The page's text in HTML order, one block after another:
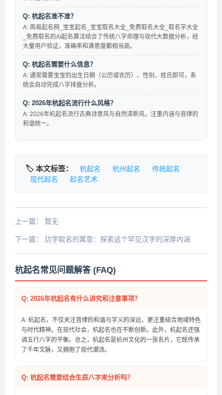
Q: 杭起名准不准？
A: 周易起名网_宝宝起名_宝宝取名大全_免费取名大全_取名字大全
_免费取名的AI起名算法结合了传统八字命理与现代大数据分析，经
大量用户验证，准确率和满意度都相当高。
Q: 杭起名需要什么信息？
A: 通常需要宝宝的出生日期（公历或农历）、性别、姓氏即可，系
统会自动完成八字排盘分析。
Q: 2026年杭起名流行什么风格？
A: 2026年杭起名流行古典诗意风与自然清新风，注重内涵与音律的
和谐统一。
🏷️ 本文标签： 杭起名 杭州起名
传统起名
现代起名
起名艺术
上一篇： 暂无
下一篇： 玏字取名的寓意：探索这个罕见汉字的深厚内涵
杭起名常见问题解答 (FAQ)
Q: 2026年杭起名有什么讲究和注意事项？
A: 杭起名，不仅关注音律的和谐与字义的深远，更注重结合地域特色
与时代精神。在现代社会，杭起名也在不断创新。此外，杭起名还强
调五行八字的平衡。总之，杭起名是杭州文化的一张名片，它既传承
了千年文脉，又拥抱了现代潮流。
Q: 杭起名需要结合生辰八字来分析吗？